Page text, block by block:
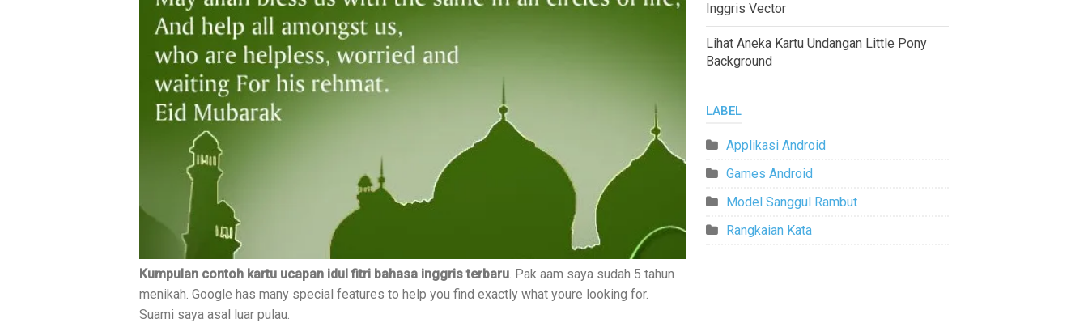
Kumpulan contoh kartu ucapan idul fitri bahasa inggris terbaru . Pak aam saya sudah 5 tahun
menikah. Google has many special features to help you find exactly what youre looking for.
Suami saya asal luar pulau.
Inggris Vector
Lihat Aneka Kartu Undangan Little Pony
Background
LABEL
Applikasi Android
Games Android
Model Sanggul Rambut
Rangkaian Kata